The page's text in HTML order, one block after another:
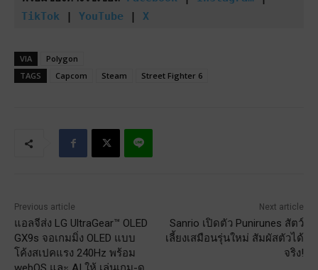
TikTok
YouTube X
VIA
Polygon
TAGS
Capcom Steam Street Fighter 6
Previous article
แอลจีส่ง LG UltraGear™ OLED
GX9s จอเกมมิ่ง OLED แบบ
โค้งสเปคแรง 240Hz พร้อม
Next article
Sanrio เปิดตัว Punirunes สัตว์
เลี้ยงเสมือนรุ่นใหม่ สัมผัสตัวได้
จริง!